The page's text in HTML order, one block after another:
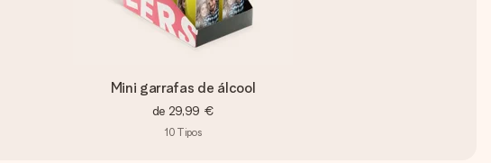
Mini garrafas de álcool
de 29,99 €
10 Tipos